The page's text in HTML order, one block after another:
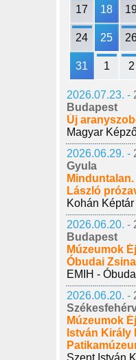
17 18
24 25
31 1 2
2026.07.23. -
Budapest
Új
Magyar
2026.06.29. -
Gyula
László
Kohán Képtár
2026.06.20. -
Budapest
Múzeumok
Óbudai
EMIH -
2026.06.20. -
Múzeumok
István Király
Szent István